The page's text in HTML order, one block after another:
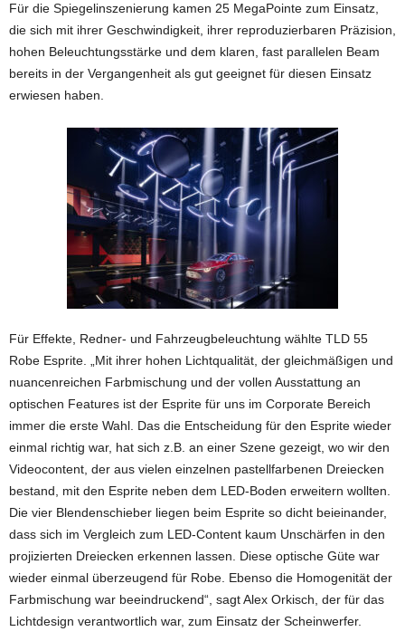
Für die Spiegelinszenierung kamen 25 MegaPointe zum Einsatz,
die sich mit ihrer Geschwindigkeit, ihrer reproduzierbaren Präzision,
hohen Beleuchtungsstärke und dem klaren, fast parallelen Beam
bereits in der Vergangenheit als gut geeignet für diesen Einsatz
erwiesen haben.
Für Effekte, Redner- und Fahrzeugbeleuchtung wählte TLD 55
Robe Esprite. „Mit ihrer hohen Lichtqualität, der gleichmäßigen und
nuancenreichen Farbmischung und der vollen Ausstattung an
optischen Features ist der Esprite für uns im Corporate Bereich
immer die erste Wahl. Das die Entscheidung für den Esprite wieder
einmal richtig war, hat sich z.B. an einer Szene gezeigt, wo wir den
Videocontent, der aus vielen einzelnen pastellfarbenen Dreiecken
bestand, mit den Esprite neben dem LED-Boden erweitern wollten.
Die vier Blendenschieber liegen beim Esprite so dicht beieinander,
dass sich im Vergleich zum LED-Content kaum Unschärfen in den
projizierten Dreiecken erkennen lassen. Diese optische Güte war
wieder einmal überzeugend für Robe. Ebenso die Homogenität der
Farbmischung war beeindruckend“, sagt Alex Orkisch, der für das
Lichtdesign verantwortlich war, zum Einsatz der Scheinwerfer.